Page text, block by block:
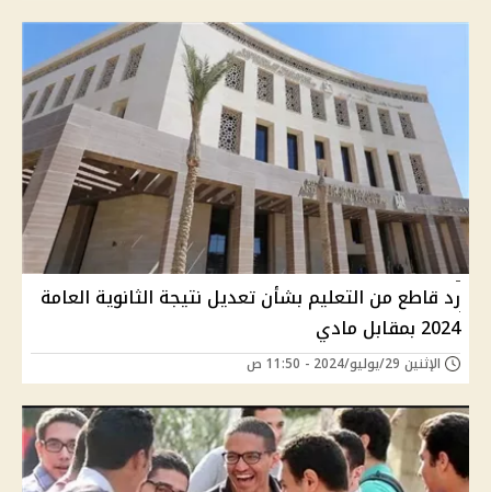
رد قاطع من التعليم بشأن تعديل نتيجة الثانوية العامة
2024 بمقابل مادي
الإثنين 29/يوليو/2024 - 11:50 ص